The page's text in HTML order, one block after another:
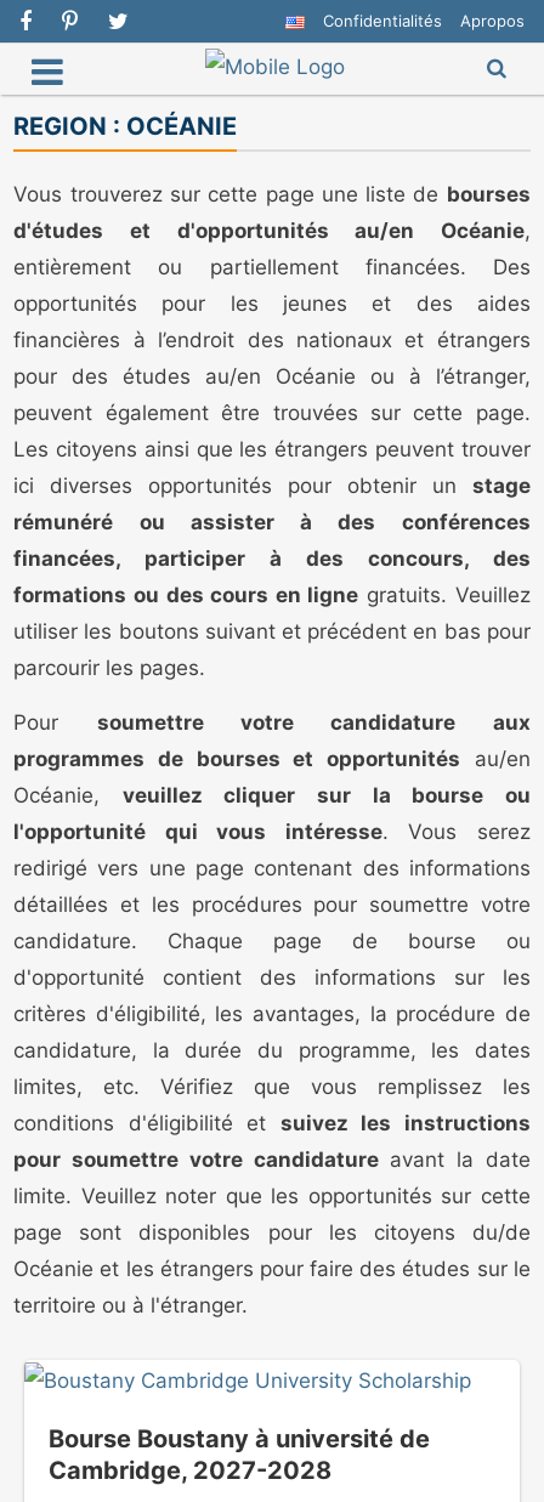
Confidentialités Apropos
REGION : OCÉANIE
Vous trouverez sur cette page une liste de bourses
d'études et d'opportunités au/en Océanie,
entièrement ou partiellement financées. Des
opportunités pour les jeunes et des aides
financières à l’endroit des nationaux et étrangers
pour des études au/en Océanie ou à l’étranger,
peuvent également être trouvées sur cette page.
Les citoyens ainsi que les étrangers peuvent trouver
ici diverses opportunités pour obtenir un stage
rémunéré ou assister à des conférences
financées, participer à des concours, des
formations ou des cours en ligne gratuits. Veuillez
utiliser les boutons suivant et précédent en bas pour
parcourir les pages.
Pour soumettre votre candidature aux
programmes de bourses et opportunités au/en
Océanie, veuillez cliquer sur la bourse ou
l'opportunité qui vous intéresse. Vous serez
redirigé vers une page contenant des informations
détaillées et les procédures pour soumettre votre
candidature. Chaque page de bourse ou
d'opportunité contient des informations sur les
critères d'éligibilité, les avantages, la procédure de
candidature, la durée du programme, les dates
limites, etc. Vérifiez que vous remplissez les
conditions d'éligibilité et suivez les instructions
pour soumettre votre candidatureavant la date
limite. Veuillez noter que les opportunités sur cette
page sont disponibles pour les citoyens du/de
Océanie et les étrangers pour faire des études sur le
territoire ou à l'étranger.
Bourse Boustany à université de
Cambridge, 2027-2028